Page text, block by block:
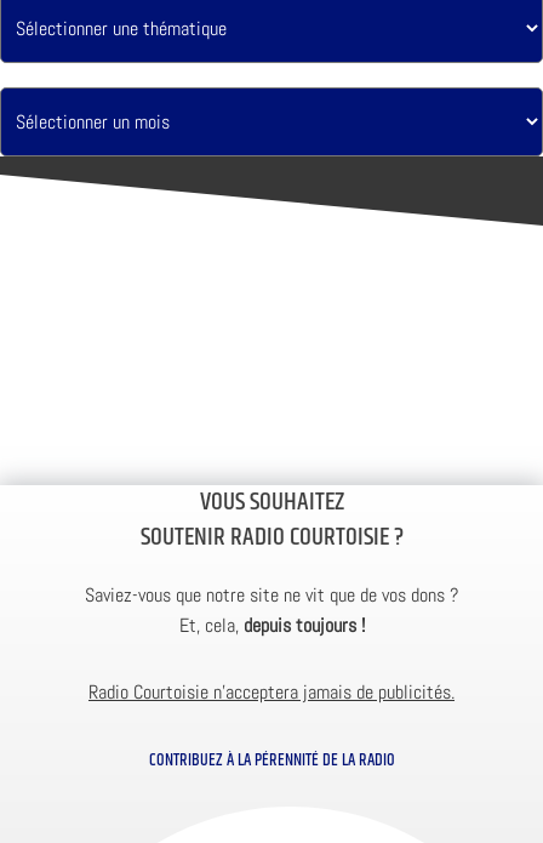
VOUS SOUHAITEZ
SOUTENIR RADIO COURTOISIE ?
Saviez-vous que notre site ne vit que de vos dons ?
Et, cela, depuis toujours !
Radio Courtoisie n’acceptera jamais de publicités.
CONTRIBUEZ À LA PÉRENNITÉ DE LA RADIO